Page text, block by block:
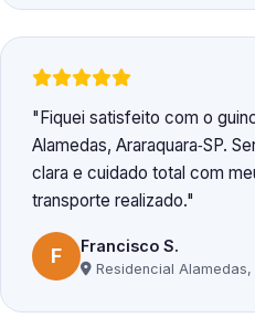
Fiquei satisfeito com o
Alamedas, Araraquara‑SP.
clara e cuidado total com
transporte realizado.
F Francisco S.
Residencial Alamedas,